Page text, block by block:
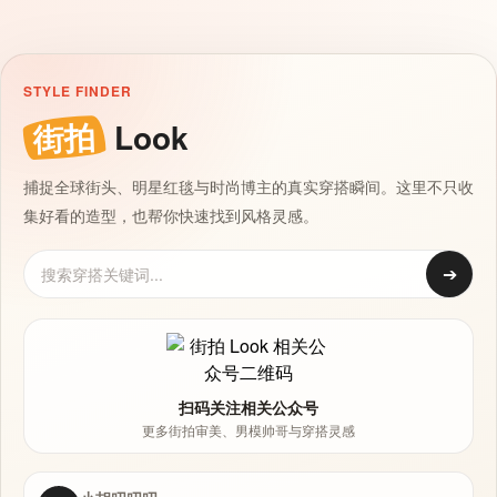
STYLE FINDER
街拍 Look
捕捉全球街头、明星红毯与时尚博主的真实穿搭瞬间。这里不只收
集好看的造型，也帮你快速找到风格灵感。
➔
扫码关注相关公众号
更多街拍审美、男模帅哥与穿搭灵感